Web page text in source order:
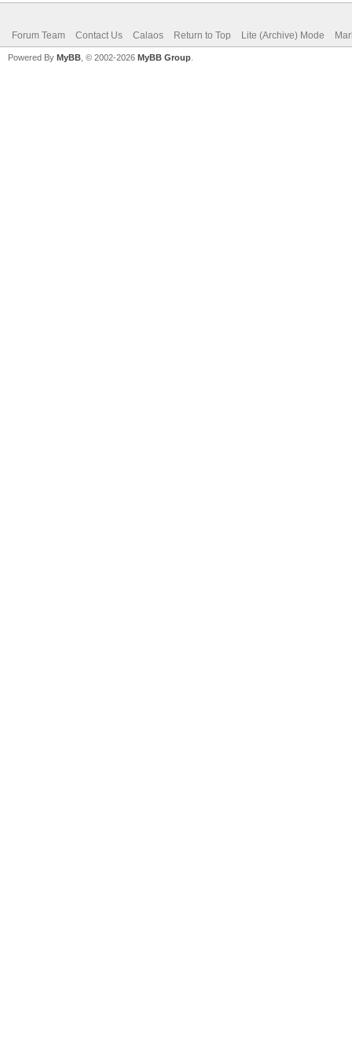
Forum Team Contact Us Calaos Return to Top Lite (Archive) Mode
Powered By MyBB , © 2002-2026 MyBB Group